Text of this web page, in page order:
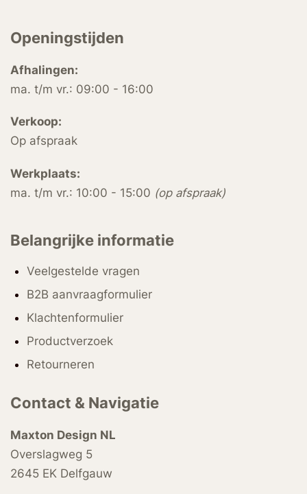
Openingstijden
Afhalingen:
ma. t/m vr.: 09:00 - 16:00
Verkoop:
Op afspraak
Werkplaats:
ma. t/m vr.: 10:00 - 15:00 (op afspraak)
Belangrijke informatie
Veelgestelde vragen
B2B aanvraagformulier
Klachtenformulier
Productverzoek
Retourneren
Contact & Navigatie
Maxton Design NL
Overslagweg 5
2645 EK Delfgauw